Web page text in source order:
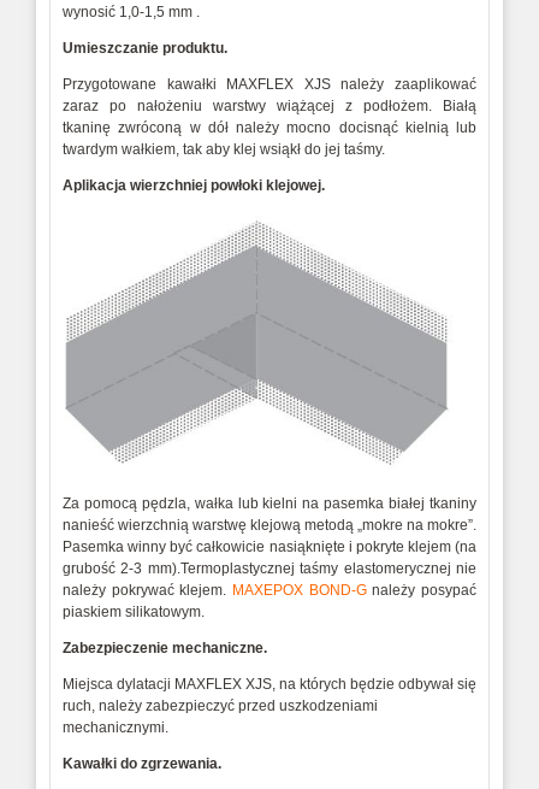
wynosić 1,0-1,5 mm .
Umieszczanie produktu.
Przygotowane kawałki MAXFLEX XJS należy zaaplikować
zaraz po nałożeniu warstwy wiążącej z podłożem. Białą
tkaninę zwróconą w dół należy mocno docisnąć kielnią lub
twardym wałkiem, tak aby klej wsiąkł do jej taśmy.
Aplikacja wierzchniej powłoki klejowej.
Za pomocą pędzla, wałka lub kielni na pasemka białej tkaniny
nanieść wierzchnią warstwę klejową metodą „mokre na mokre”.
Pasemka winny być całkowicie nasiąknięte i pokryte klejem (na
grubość 2-3 mm).Termoplastycznej taśmy elastomerycznej nie
należy pokrywać klejem. MAXEPOX BOND-Gnależy posypać
piaskiem silikatowym.
Zabezpieczenie mechaniczne.
Miejsca dylatacji MAXFLEX XJS, na których będzie odbywał się
ruch, należy zabezpieczyć przed uszkodzeniami
mechanicznymi.
Kawałki do zgrzewania.